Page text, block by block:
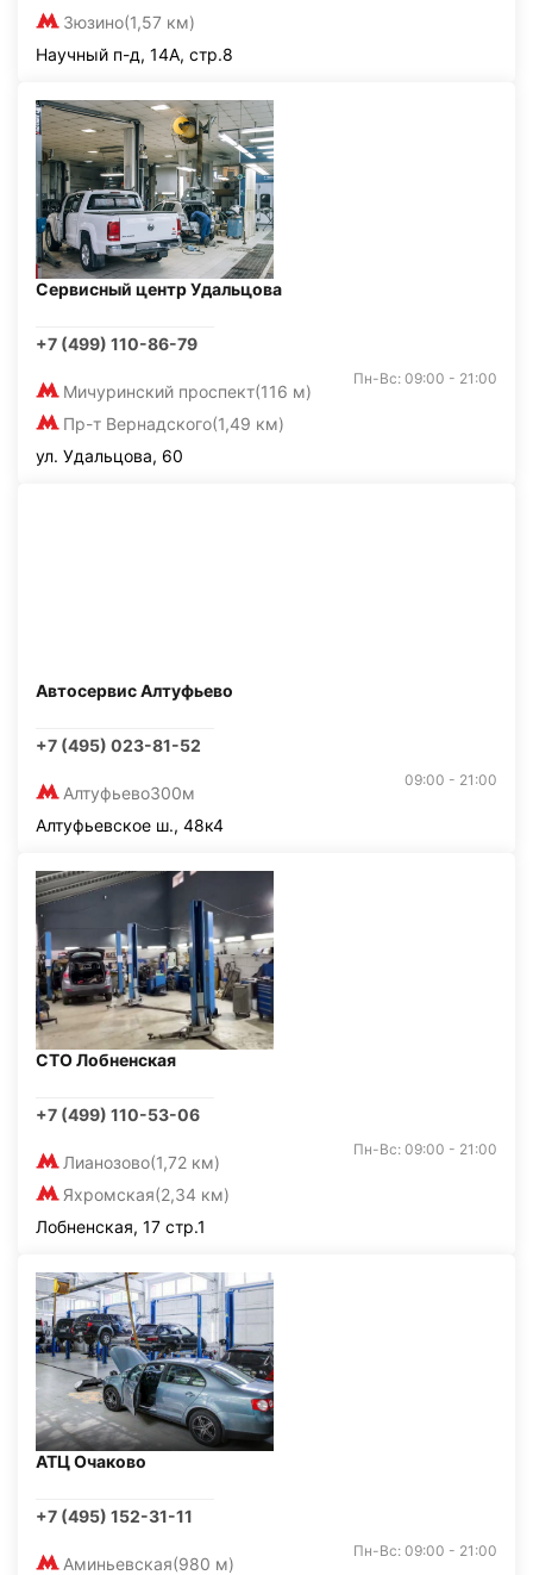
Зюзино(1,57 км)
Научный п-д, 14А, стр.8
Сервисный центр Удальцова
+7 (499) 110-86-79
Мичуринский проспект(116 м)
Пр-т Вернадского(1,49 км)
Пн-Вс: 09:00 - 21:00
ул. Удальцова, 60
Автосервис Алтуфьево
+7 (495) 023-81-52
Алтуфьево300м
09:00 - 21:00
Алтуфьевское ш., 48к4
СТО Лобненская
+7 (499) 110-53-06
Лианозово(1,72 км)
Яхромская(2,34 км)
Пн-Вс: 09:00 - 21:00
Лобненская, 17 стр.1
АТЦ Очаково
+7 (495) 152-31-11
Аминьевская(980 м)
Пн-Вс: 09:00 - 21:00